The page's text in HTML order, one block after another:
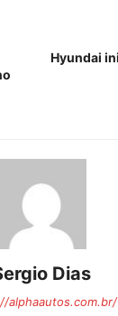
Hyundai
Dias
alphaautos.com.br/